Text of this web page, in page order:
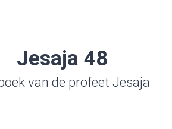
Jesaja 48
van de profeet Jesaja